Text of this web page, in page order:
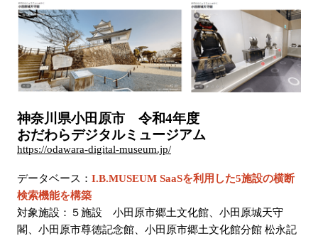
神奈川県小田原市 令和4年度
おだわらデジタルミュージアム
https://odawara-digital-museum.jp/
データベース： I.B.MUSEUM SaaSを利用した5施設の横断
検索機能を構築
対象施設：５施設 小田原市郷土文化館、小田原城天守
閣、 小田原市尊徳記念館、小田原市郷土文化館分館 松永記